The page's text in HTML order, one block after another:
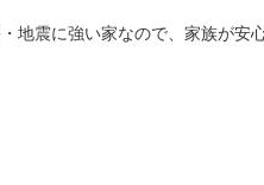
地震に強い家なので、家族が安